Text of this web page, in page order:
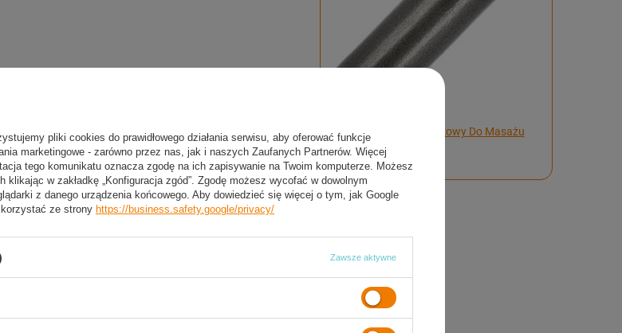
HMS Wałek Roller Piankowy Do Masażu
Ćwiczeń Fitness 45 cm
52,79 zł
Popularne
Sporty zimowe
Deskorolki
pliki cookies do prawidłowego działania serwisu, aby oferować funkcje
marketingowe - zarówno przez nas, jak i naszych Zaufanych Partnerów. Więcej
tego komunikatu oznacza zgodę na ich zapisywanie na Twoim komputerze. Możesz
w zakładkę „Konfiguracja zgód”. Zgodę możesz wycofać w dowolnym
z danego urządzenia końcowego. Aby dowiedzieć się więcej o tym, jak Google
ze strony https://business.safety.google/privacy/
Zawsze aktywne